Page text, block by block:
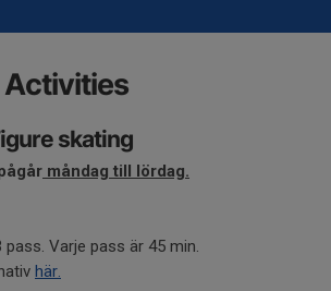
skating
måndag till lördag.
Varje pass är 45 min.
här.